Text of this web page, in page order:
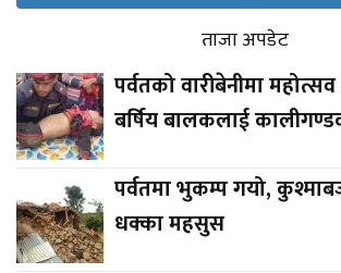
ताजा अपडेट
पर्वतको वारीबेनीमा
बर्षिय बालकलाई
पर्वतमा भुकम्प गयो,
धक्का महसुस